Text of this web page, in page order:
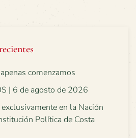
comenzamos
| 6 de agosto de 2026
en la Nación
Política de Costa